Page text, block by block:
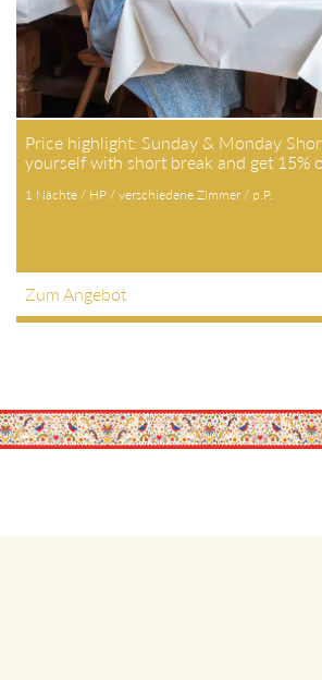
Price highlight: Sunday & Monday
yourself with short break and get 15%
1 Nächte / HP / verschiedene Zimmer / p.P.
Zum Angebot